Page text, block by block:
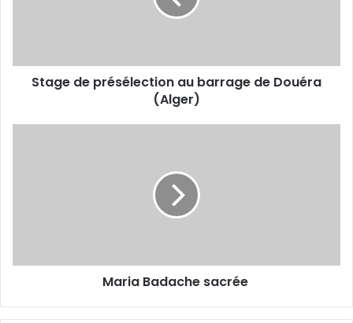
Stage de présélection au barrage de Douéra
(Alger)
Maria Badache sacrée